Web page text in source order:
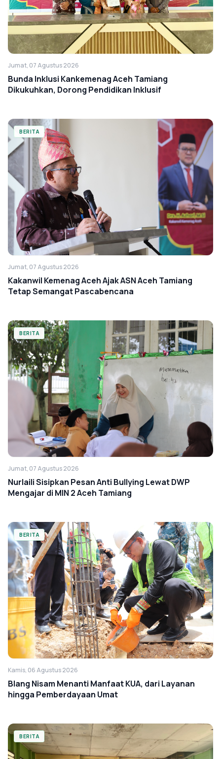
Jumat, 07 Agustus 2026
Bunda Inklusi Kankemenag Aceh Tamiang
Dikukuhkan, Dorong Pendidikan Inklusif
BERITA
Jumat, 07 Agustus 2026
Kakanwil Kemenag Aceh Ajak ASN Aceh Tamiang
Tetap Semangat Pascabencana
BERITA
Jumat, 07 Agustus 2026
Nurlaili Sisipkan Pesan Anti Bullying Lewat DWP
Mengajar di MIN 2 Aceh Tamiang
BERITA
Kamis, 06 Agustus 2026
Blang Nisam Menanti Manfaat KUA, dari Layanan
hingga Pemberdayaan Umat
BERITA